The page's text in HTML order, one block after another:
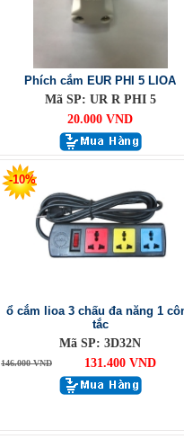
Phích cắm EUR PHI 5 LIOA
Mã SP: UR R PHI 5
20.000 VND
-10%
ổ cắm lioa 3 chấu đa năng 1
tắc
Mã SP: 3D32N
146.000 VND 131.400 VND